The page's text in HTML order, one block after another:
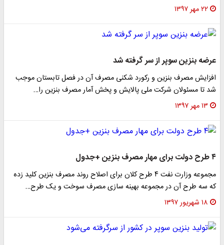
۲۲ مهر ۱۳۹۷
عرضه بنزین سوپر از سر گرفته شد
افزایش مصرف بنزین و رکورد شکنی مصرف آن در فصل تابستان موجب
شد تا مسئولان شرکت ملی پالایش و پخش آمار مصرف بنزین را…
۱۳ مهر ۱۳۹۷
۴ طرح دولت برای مهار مصرف بنزین +جدول
مجموعه وزارت نفت ۴ طرح کلان برای اصلاح روند مصرف بنزین کلید زده
که سه طرح آن در مجموعه بهینه سازی مصرف سوخت و یک طرح…
۱۸ شهریور ۱۳۹۷